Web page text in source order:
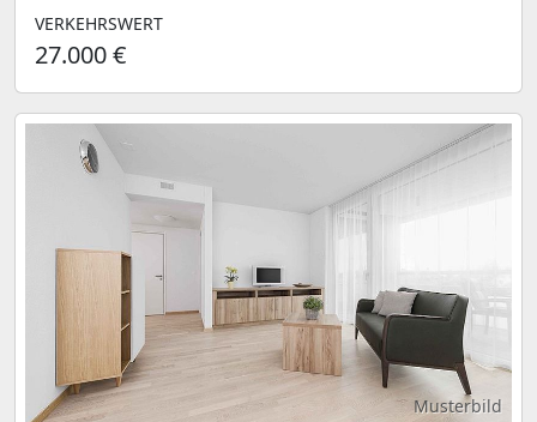
VERKEHRSWERT
27.000 €
Musterbild